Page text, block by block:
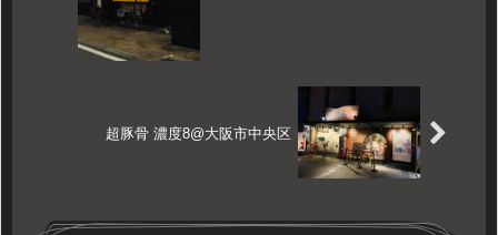
超豚骨 濃度8@大阪市中央区